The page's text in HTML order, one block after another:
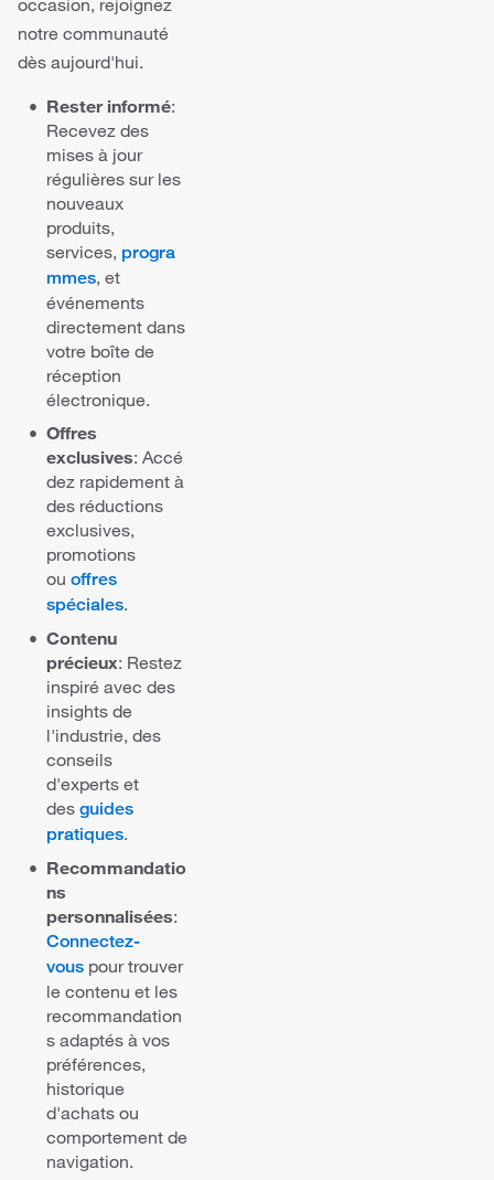
occasion, rejoignez
notre communauté
dès aujourd'hui.
Rester informé:
Recevez des
mises à jour
régulières sur les
nouveaux
produits,
services, progra
mmes, et
événements
directement dans
votre boîte de
réception
électronique.
Offres
exclusives: Accé
dez rapidement à
des réductions
exclusives,
promotions
ou offres
spéciales.
Contenu
précieux: Restez
inspiré avec des
insights de
l'industrie, des
conseils
d'experts et
des guides
pratiques.
Recommandatio
ns
personnalisées:
Connectez-
vous pour trouver
le contenu et les
recommandation
s adaptés à vos
préférences,
historique
d'achats ou
comportement de
navigation.